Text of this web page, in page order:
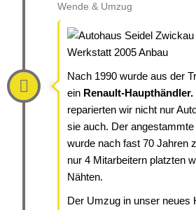
Wende & Umzug
Nach 1990 wurde aus der
ein Renault-Haupthändler.
reparierten wir nicht nur
sie auch. Der
wurde nach fast 70 Jahren
nur 4 Mitarbeitern platzten
Nähten.
Der Umzug in unser neues